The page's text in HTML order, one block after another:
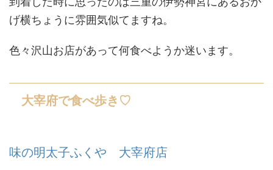
げ横ちょうに雰囲気似てますね。
色々沢山お店があって何食べようか迷います。
大宰府で食べ歩き♡
味の明太子ふくや 大宰府店